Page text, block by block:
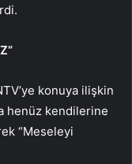
konuya ilişkin
henüz kendilerine
“Meseleyi